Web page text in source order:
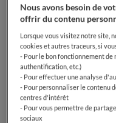
6 Rue Jules Chalande31000
OPEN VOIR
PRIX
Nous avons besoin de
offrir du contenu
Lorsque vous visitez notre site,
cookies et autres traceurs, si
- Pour le bon fonctionnement de
authentification, etc.)
- Pour effectuer une analyse
- Pour personnaliser le contenu
centres d'intérêt
- Pour vous permettre de
sociaux